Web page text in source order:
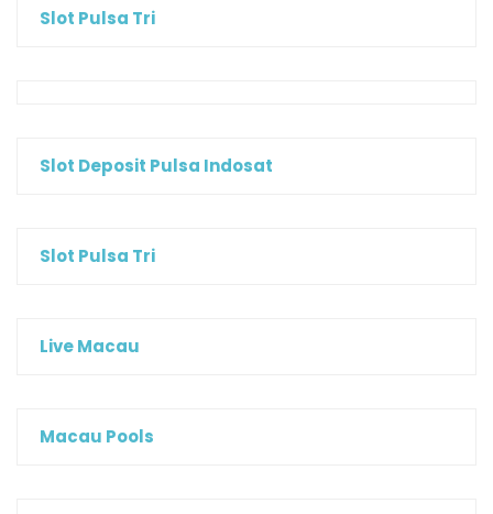
Slot Pulsa Tri
Slot Deposit Pulsa Indosat
Slot Pulsa Tri
Live Macau
Macau Pools